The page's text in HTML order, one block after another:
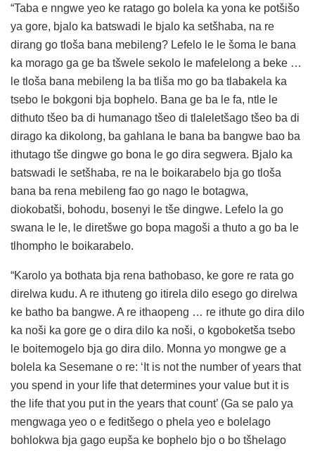
“Taba e nngwe yeo ke ratago go bolela ka yona ke potšišo
ya gore, bjalo ka batswadi le bjalo ka setšhaba, na re
dirang go tloša bana mebileng? Lefelo le le šoma le bana
ka morago ga ge ba tšwele sekolo le mafelelong a beke …
le tloša bana mebileng la ba tliša mo go ba tlabakela ka
tsebo le bokgoni bja bophelo. Bana ge ba le fa, ntle le
dithuto tšeo ba di humanago tšeo di tlaleletšago tšeo ba di
dirago ka dikolong, ba gahlana le bana ba bangwe bao ba
ithutago tše dingwe go bona le go dira segwera. Bjalo ka
batswadi le setšhaba, re na le boikarabelo bja go tloša
bana ba rena mebileng fao go nago le botagwa,
diokobatši, bohodu, bosenyi le tše dingwe. Lefelo la go
swana le le, le diretšwe go bopa magoši a thuto a go ba le
tlhompho le boikarabelo.
“Karolo ya bothata bja rena bathobaso, ke gore re rata go
direlwa kudu. A re ithuteng go itirela dilo esego go direlwa
ke batho ba bangwe. A re ithaopeng … re ithute go dira dilo
ka noši ka gore ge o dira dilo ka noši, o kgoboketša tsebo
le boitemogelo bja go dira dilo. Monna yo mongwe ge a
bolela ka Sesemane o re: ‘It is not the number of years that
you spend in your life that determines your value but it is
the life that you put in the years that count’ (Ga se palo ya
mengwaga yeo o e feditšego o phela yeo e bolelago
bohlokwa bja gago eupša ke bophelo bjo o bo tšhelago